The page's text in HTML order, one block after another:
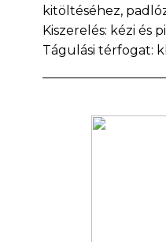
kitöltéséhez,
Kiszerelés: kézi és
Tágulási térfogat: